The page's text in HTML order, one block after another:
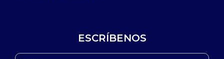
ESCRÍBENOS